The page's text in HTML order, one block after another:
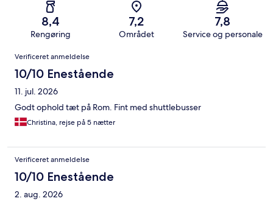
8,4
Rengøring
7,2
Området
7,8
Service og personale
Anmeldelser
Verificeret anmeldelse
10/10 Enestående
11. jul. 2026
Godt ophold tæt på Rom. Fint med shuttlebusser
Christina, rejse på 5 nætter
Verificeret anmeldelse
10/10 Enestående
2. aug. 2026